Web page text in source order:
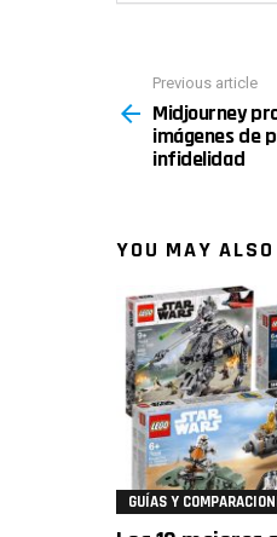
more
Previous article
Midjourney
imágenes de
infidelidad
YOU MAY
GUÍAS Y